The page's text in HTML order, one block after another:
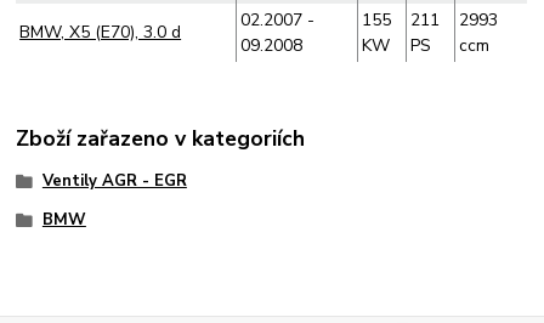
BMW, X5 (E70), 3.0 d
02.2007 -
09.2008
155
KW
211
PS
2993
ccm
Zboží zařazeno v kategoriích
Ventily AGR - EGR
BMW